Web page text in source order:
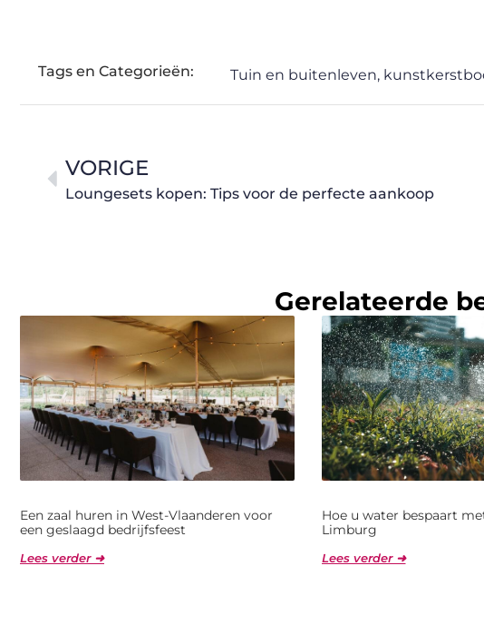
Tags en Categorieën: Tuin en buitenleven,
VORIGE
Loungesets kopen: Tips voor de perfecte aankoop
Gerelateerde
Een zaal huren in West-Vlaanderen voor
een geslaagd bedrijfsfeest
Lees verder ➜
Hoe u water bespaart
Limburg
Lees verder ➜